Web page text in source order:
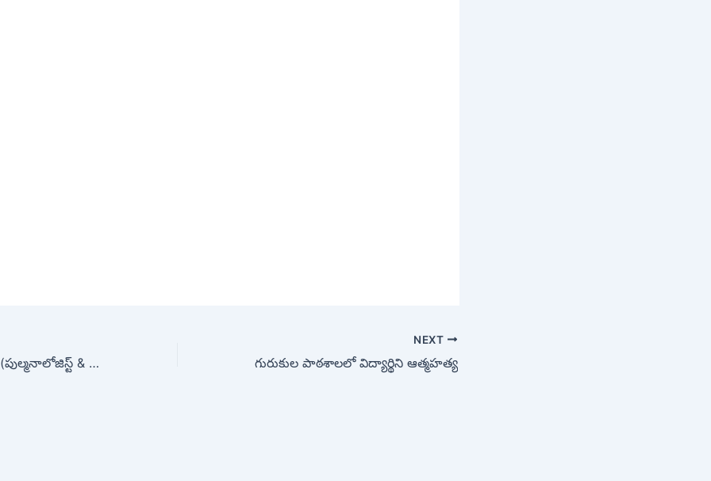
డాక్టర్ హర్షిని ఎర్రబెల్లి (పుల్మనాలోజిస్ట్ & స్లీప్ స్పెషలిస్ట్) స్లీప్ తెరపెటిక్స్
NEXT
గురుకుల పాఠశాలలో విద్యార్థిని ఆత్మహత్య